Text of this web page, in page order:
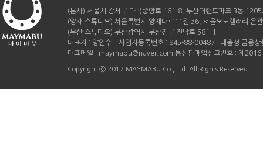
(본사) 서울시 강서구 마곡중앙로 161-8, 두산더랜드파크 B동 1205
(양재 스튜디오) 서울특별시 양재대로11길 36, 서울오토갤러리 은
(부산 스튜디오) 부산광역시 부산진구 진남로 581-1
대표자 : 양인수 사업자등록번호 : 845-88-00487 대출성 금융
대표메일 : maymabu@naver.com 통신판매업신고번호 : 제
Copyright ⓒ 2017 MAYMABU Co., Ltd. All Rights Reserved